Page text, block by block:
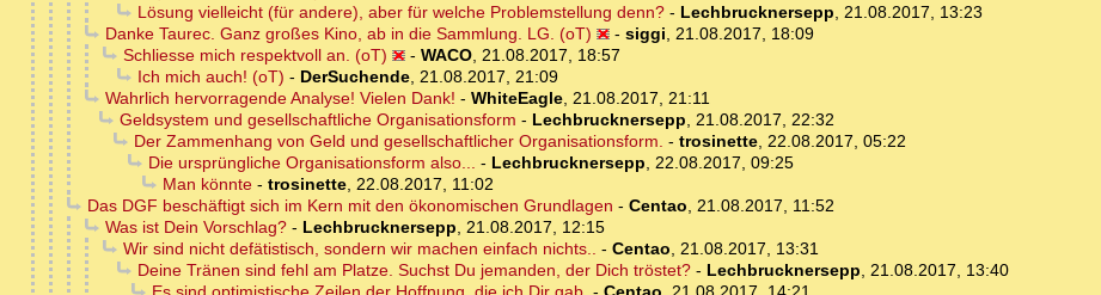
Lösung vielleicht (für andere), aber für welche Problemstellung denn?- Lechbrucknersepp, 21.08.2017, 13:23
Danke Taurec. Ganz großes Kino, ab in die Sammlung. LG. (oT)
- siggi, 21.08.2017, 18:09
Schliesse mich respektvoll an. (oT)
- WACO, 21.08.2017, 18:57
Ich mich auch! (oT) - DerSuchende, 21.08.2017, 21:09
Wahrlich hervorragende Analyse! Vielen Dank! - WhiteEagle, 21.08.2017, 21:11
Geldsystem und gesellschaftliche Organisationsform - Lechbrucknersepp, 21.08.2017, 22:32
Der Zammenhang von Geld und gesellschaftlicher Organisationsform. - trosinette, 22.08.2017, 05:22
Die ursprüngliche Organisationsform also... - Lechbrucknersepp, 22.08.2017, 09:25
Man könnte- trosinette, 22.08.2017, 11:02
Das DGF beschäftigt sich im Kern mit den ökonomischen Grundlagen - Centao, 21.08.2017, 11:52
Was ist Dein Vorschlag?- Lechbrucknersepp, 21.08.2017, 12:15
Wir sind nicht defätistisch, sondern wir machen einfach nichts.. - Centao, 21.08.2017, 13:31
Deine Tränen sind fehl am Platze. Suchst Du jemanden, der Dich tröstet?- Lechbrucknersepp, 21.08.2017, 13:40